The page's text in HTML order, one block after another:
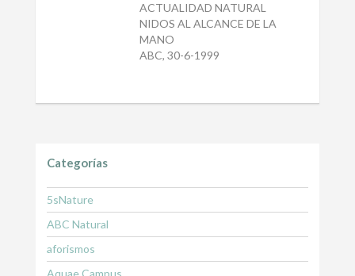
ACTUALIDAD NATURAL
NIDOS AL ALCANCE DE LA
MANO
ABC, 30-6-1999
Categorías
5sNature
ABC Natural
aforismos
Aquae Campus